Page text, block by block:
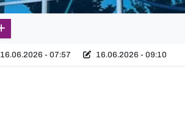
16.06.2026 - 07:57 16.06.2026 - 09:10